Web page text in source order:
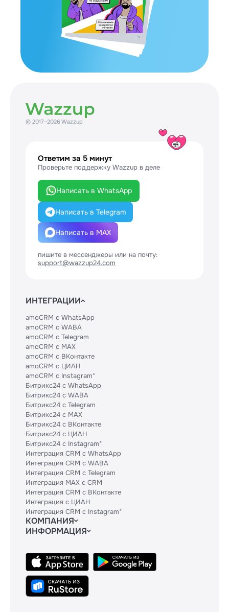
© 2017–2026 Wazzup
Ответим за 5 минут
Проверьте поддержку Wazzup в деле
Написать в WhatsApp
Написать в Telegram
Написать в MAX
пишите в мессенджеры или на почту:
support@wazzup24.com
ИНТЕГРАЦИИ
amoCRM с WhatsApp
amoCRM с WABA
amoCRM с Telegram
amoCRM с MAX
amoCRM с ВКонтакте
amoCRM с ЦИАН
amoCRM с Instagram*
Битрикс24 с WhatsApp
Битрикс24 с WABA
Битрикс24 с Telegram
Битрикс24 с MAX
Битрикс24 с ВКонтакте
Битрикс24 с ЦИАН
Битрикс24 с Instagram*
Интеграция CRM с WhatsApp
Интеграция CRM с WABA
Интеграция CRM с Telegram
Интеграция MAX с CRM
Интеграция CRM с ВКонтакте
Интеграция с ЦИАН
Интеграция CRM с Instagram*
КОМПАНИЯ
Блог
Контакты
Политики и соглашения
Сведения об ИТ-деятельности
ИНФОРМАЦИЯ
Техническим партнерам
Тарифы
API
База знаний